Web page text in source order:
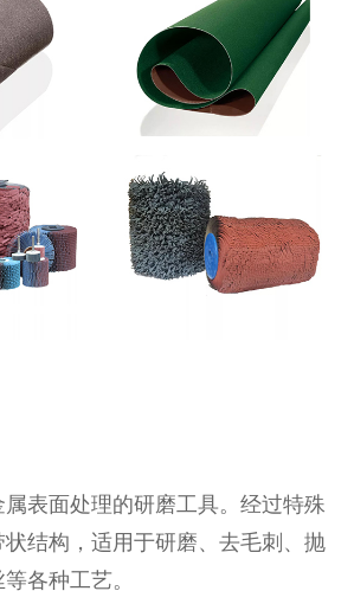
表面处理的研磨工具。经过特殊
结构，适用于研磨、去毛刺、抛
各种工艺。